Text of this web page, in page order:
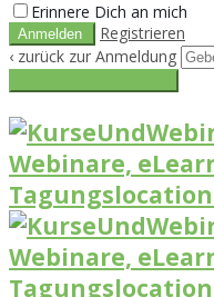
Erinnere Dich an mich
Registrieren
‹ zurück zur Anmeldung